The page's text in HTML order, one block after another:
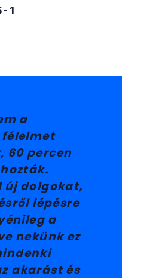
1
a
60 percen
új dolgokat,
lépésre
a
nekünk ez
akarást és